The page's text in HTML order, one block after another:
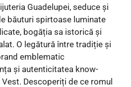
Guadelupei, seduce și
băuturi spirtoase luminate
bogăția sa istorică și
O legătură între tradiție și
emblematic
și autenticitatea know-
Descoperiți de ce romul